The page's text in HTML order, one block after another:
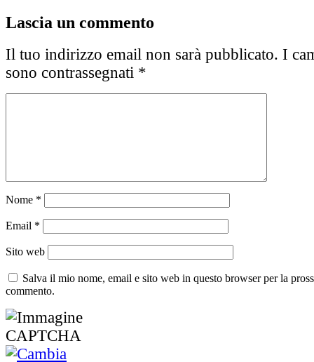
Lascia un commento
Il tuo indirizzo email non sarà pubblicato. I
sono contrassegnati *
Nome *
Email *
Sito web
Salva il mio nome, email e sito web in questo browser per la
commento.